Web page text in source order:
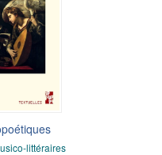
littéraires